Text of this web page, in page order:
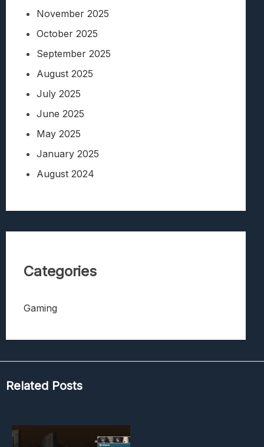
November 2025
October 2025
September 2025
August 2025
July 2025
June 2025
May 2025
January 2025
August 2024
Categories
Gaming
Related Posts